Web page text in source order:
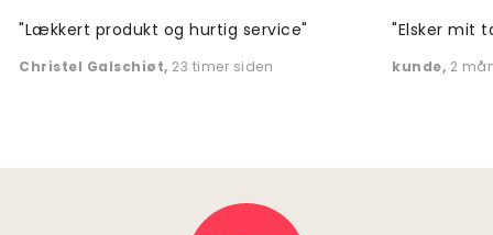
"Lækkert produkt og hurtig service"
Christel Galschiøt, 23 timer siden
"Elsker mit
kunde, 2